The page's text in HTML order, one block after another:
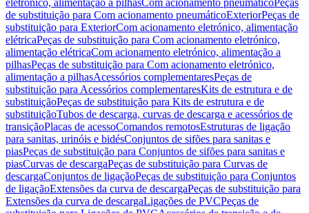
eletrónico, alimentação a pilhasCom acionamento pneumáticoPeças
de substituição para Com acionamento pneumáticoExteriorPeças de
substituição para ExteriorCom acionamento eletrónico, alimentação
elétricaPeças de substituição para Com acionamento eletrónico,
alimentação elétricaCom acionamento eletrónico, alimentação a
pilhasPeças de substituição para Com acionamento eletrónico,
alimentação a pilhasAcessórios complementaresPeças de
substituição para Acessórios complementaresKits de estrutura e de
substituiçãoPeças de substituição para Kits de estrutura e de
substituiçãoTubos de descarga, curvas de descarga e acessórios de
transiçãoPlacas de acessoComandos remotosEstruturas de ligação
para sanitas, urinóis e bidésConjuntos de sifões para sanitas e
piasPeças de substituição para Conjuntos de sifões para sanitas e
piasCurvas de descargaPeças de substituição para Curvas de
descargaConjuntos de ligaçãoPeças de substituição para Conjuntos
de ligaçãoExtensões da curva de descargaPeças de substituição para
Extensões da curva de descargaLigações de PVCPeças de